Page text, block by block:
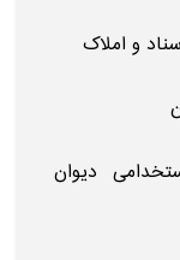
و املاک
دیوان